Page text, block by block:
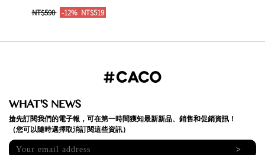
NT$590 -12% NT$519
WHAT'S NEWS
搶先訂閱我們的電子報，可在第一時間獲知最新新品、銷售和促銷資訊！
（您可以隨時選擇取消訂閱這些資訊）
>